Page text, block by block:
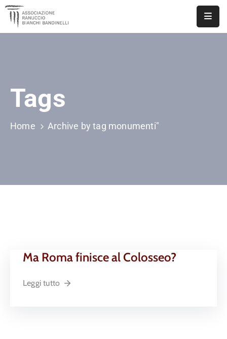
DOCUMENTI
Tags
Home Archive by tag monumenti"
Ma Roma finisce al Colosseo?
Leggi tutto